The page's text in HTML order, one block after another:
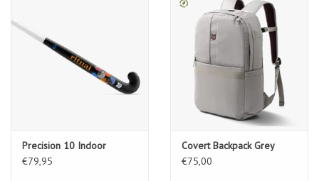
Precision 10 Indoor
€79,95
Covert Backpack Grey
€75,00